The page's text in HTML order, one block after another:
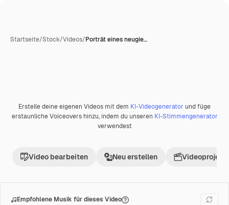
Startseite/Stock/Videos/Porträt eines neugie…
Premium
Erstelle deine eigenen Videos mit dem KI-Videogenerator und füge
erstaunliche Voiceovers hinzu, indem du unseren KI-Stimmengenerator
verwendest
Video bearbeiten Neu erstellen Videoprojekt
Empfohlene Musik für dieses Video